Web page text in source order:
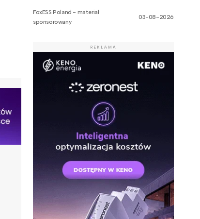
FoxESS Poland - materiał
sponsorowany
03-08-2026
REKLAMA